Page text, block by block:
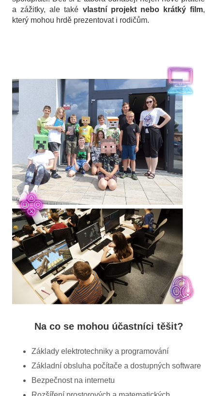
a zážitky, ale také vlastní projekt nebo krátký film,
který mohou hrdě prezentovat i rodičům.
Na co se mohou účastníci těšit?
Základy elektrotechniky a programování
Základní obsluha počítače a dostupných software
Bezpečnost na internetu